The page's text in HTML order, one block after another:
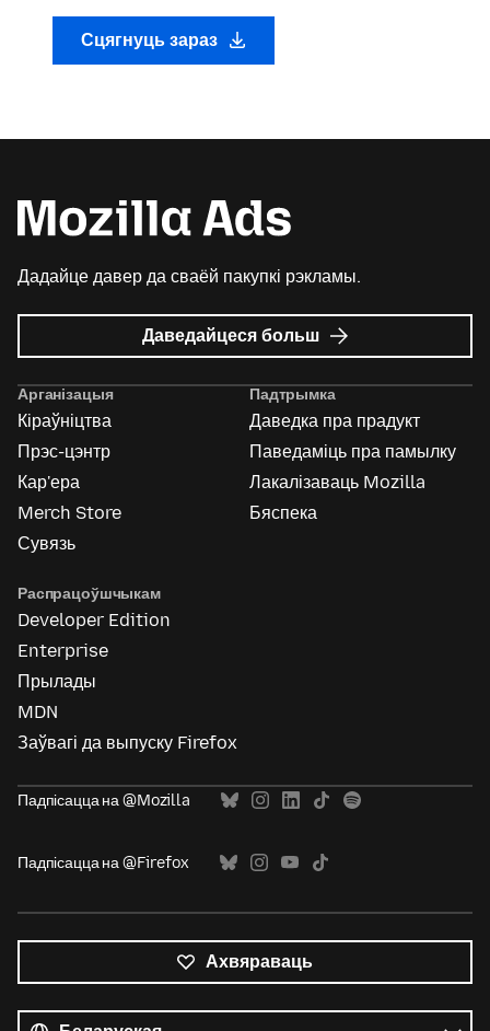
Сцягнуць зараз
Дадайце давер да сваёй пакупкі рэкламы.
Даведайцеся больш пра
Mozilla
Арганізацыя
Кіраўніцтва
Прэс-цэнтр
Кар'ера
Merch Store
Сувязь
Падтрымка
Даведка пра прадукт
Паведаміць пра памылку
Лакалізаваць Mozilla
Бяспека
Распрацоўшчыкам
Developer Edition
Enterprise
Прылады
MDN
Заўвагі да выпуску Firefox
Падпісацца на @Mozilla
Падпісацца на @Firefox
Ахвяраваць
мовы
Мова